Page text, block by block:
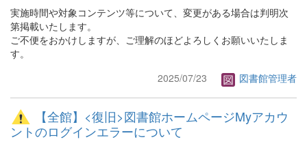
実施時間や対象コンテンツ等について、変更がある場合は判明次
第掲載いたします。
ご不便をおかけしますが、ご理解のほどよろしくお願いいたしま
す。
2025/07/23
図書館管理者
【全館】<復旧>図書館ホームページMyアカウ
ントのログインエラーについて